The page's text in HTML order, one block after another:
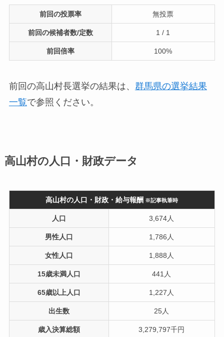
前回の投票率 無投票
前回の候補者数/定数 1 / 1
前回倍率 100%
前回の高山村長選挙の結果は、 群馬県の選挙結果
一覧で参照ください。
高山村の人口・財政データ
高山村の人口・財政・給与報酬 ※記事執筆時
人口 3,674人
男性人口 1,786人
女性人口 1,888人
15歳未満人口 441人
65歳以上人口 1,227人
出生数 25人
歳入決算総額 3,279,797千円